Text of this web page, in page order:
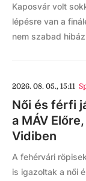
Kaposvár volt
lépésre van a
nem szabad
2026. 08. 05., 15:11
Női és férfi
a MÁV
Vidiben
A fehérvári
is igazoltak a női